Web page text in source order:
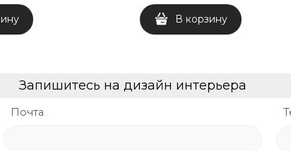
В корзину
Запишитесь на дизайн интерьера
Почта